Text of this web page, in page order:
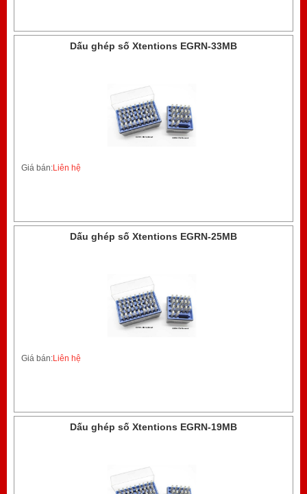
Dấu ghép số Xtentions EGRN-33MB
Giá bán:Liên hệ
Dấu ghép số Xtentions EGRN-25MB
Giá bán:Liên hệ
Dấu ghép số Xtentions EGRN-19MB